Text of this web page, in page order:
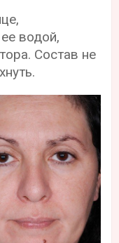
водой,
Состав не